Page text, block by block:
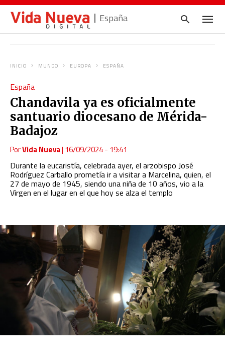
España
en
INICIO MUNDO EUROPA ESPAÑA
España
Chandavila ya es oficialmente
santuario diocesano de Mérida-
Badajoz
PorVida Nueva| 16/09/2024 - 19:41
Durante la eucaristía, celebrada ayer, el arzobispo José
Rodríguez Carballo prometía ir a visitar a Marcelina, quien, el
27 de mayo de 1945, siendo una niña de 10 años, vio a la
Virgen en el lugar en el que hoy se alza el templo